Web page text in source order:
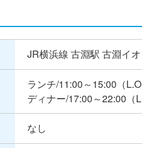
JR横浜線 古淵駅 古淵イ
ランチ/11:00～15:00（
ディナー/17:00～22:00（
なし